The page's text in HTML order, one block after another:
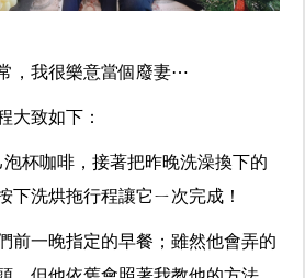
，我很樂意當個廢妻⋯
大致如下：
杯咖啡，接著把昨晚洗澡換下的
下洗烘拖行程讓它ㄧ次完成！
前一晚指定的早餐；雖然他會弄的